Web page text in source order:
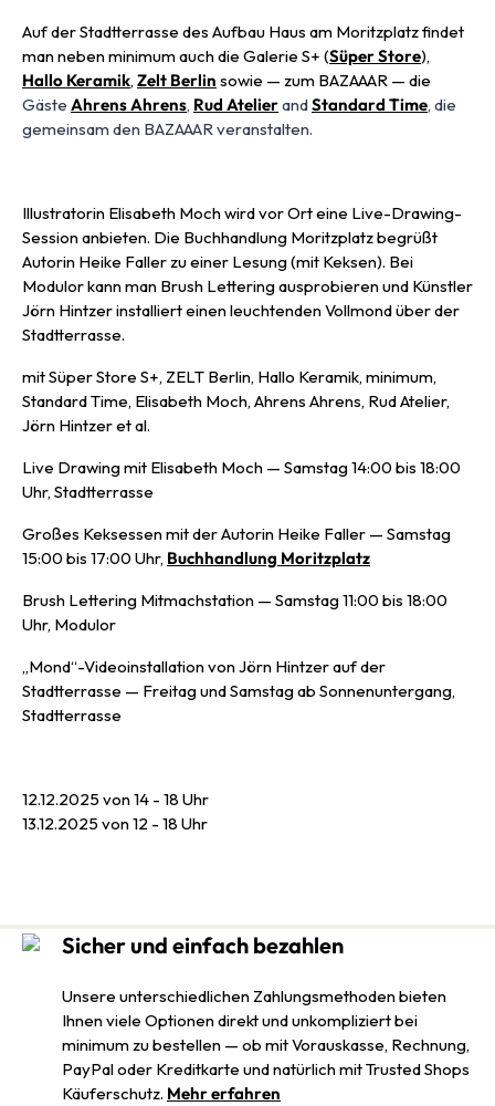
Auf der Stadtterrasse des Aufbau Haus am Moritzplatz findet
man neben minimum auch die Galerie S+ (Süper Store),
Hallo Keramik, Zelt Berlin sowie — zum BAZAAAR — die
Gäste Ahrens Ahrens, Rud AtelierandStandard Time, die
gemeinsam den BAZAAAR veranstalten.
Illustratorin Elisabeth Moch wird vor Ort eine Live-Drawing-
Session anbieten. Die Buchhandlung Moritzplatz begrüßt
Autorin Heike Faller zu einer Lesung (mit Keksen). Bei
Modulor kann man Brush Lettering ausprobieren und Künstler
Jörn Hintzer installiert einen leuchtenden Vollmond über der
Stadtterrasse.
mit Süper Store S+, ZELT Berlin, Hallo Keramik, minimum,
Standard Time, Elisabeth Moch, Ahrens Ahrens, Rud Atelier,
Jörn Hintzer et al.
Live Drawing mit Elisabeth Moch — Samstag 14:00 bis 18:00
Uhr, Stadtterrasse
Großes Keksessen mit der Autorin Heike Faller — Samstag
15:00 bis 17:00 Uhr, Buchhandlung Moritzplatz
Brush Lettering Mitmachstation — Samstag 11:00 bis 18:00
Uhr, Modulor
„Mond“-Videoinstallation von Jörn Hintzer auf der
Stadtterrasse — Freitag und Samstag ab Sonnenuntergang,
Stadtterrasse
12.12.2025 von 14 - 18 Uhr
13.12.2025 von 12 - 18 Uhr
Sicher und einfach bezahlen
Unsere unterschiedlichen Zahlungsmethoden bieten
Ihnen viele Optionen direkt und unkompliziert bei
minimum zu bestellen — ob mit Vorauskasse, Rechnung,
PayPal oder Kreditkarte und natürlich mit Trusted Shops
Käuferschutz. Mehr erfahren